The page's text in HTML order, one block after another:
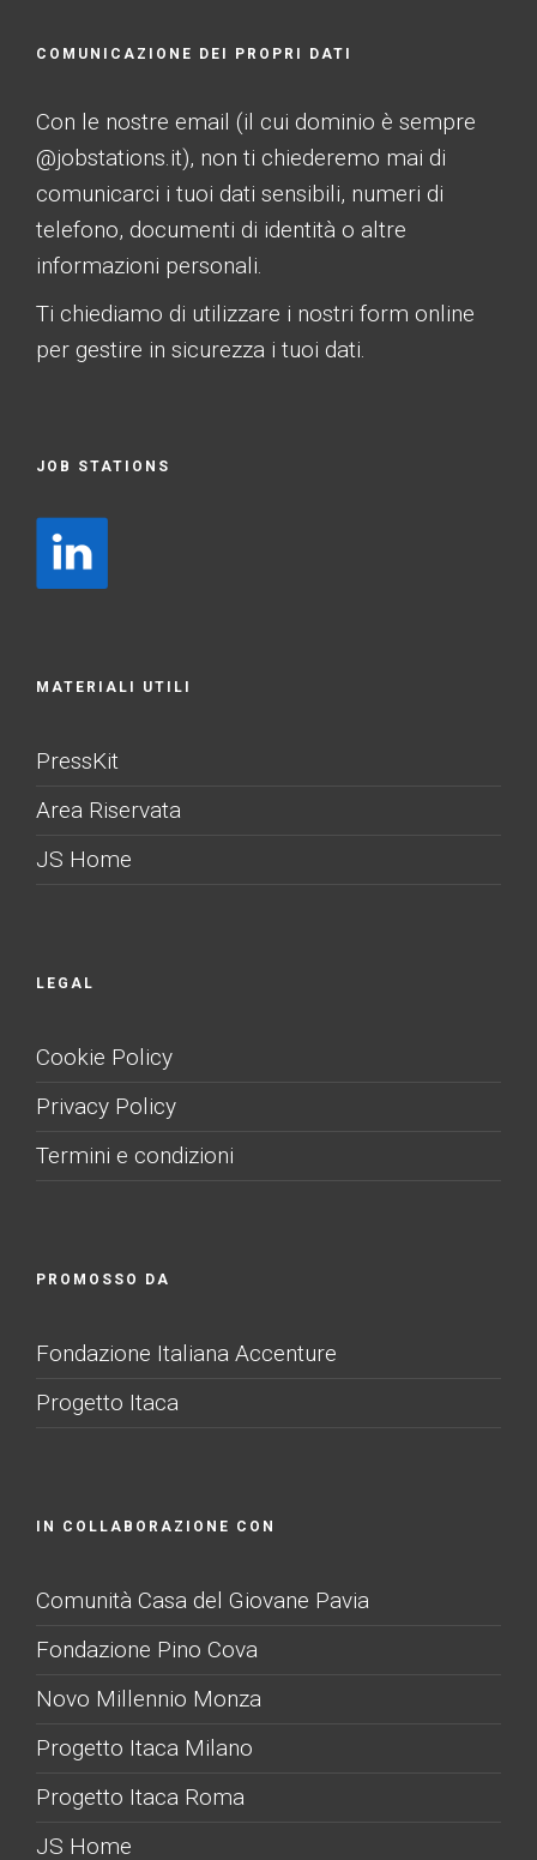
COMUNICAZIONE DEI PROPRI DATI
Con le nostre email (il cui dominio è sempre
@jobstations.it), non ti chiederemo mai di
comunicarci i tuoi dati sensibili, numeri di
telefono, documenti di identità o altre
informazioni personali.
Ti chiediamo di utilizzare i nostri form online
per gestire in sicurezza i tuoi dati.
JOB STATIONS
MATERIALI UTILI
PressKit
Area Riservata
JS Home
LEGAL
Cookie Policy
Privacy Policy
Termini e condizioni
PROMOSSO DA
Fondazione Italiana Accenture
Progetto Itaca
IN COLLABORAZIONE CON
Comunità Casa del Giovane Pavia
Fondazione Pino Cova
Novo Millennio Monza
Progetto Itaca Milano
Progetto Itaca Roma
JS Home